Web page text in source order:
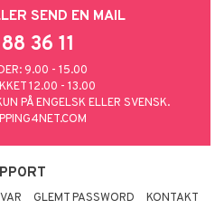
SEND EN MAIL
36 11
9.00 - 15.00
12.00 - 13.00
PÅ ENGELSK ELLER SVENSK.
GLEMT PASSWORD
KONTAKT